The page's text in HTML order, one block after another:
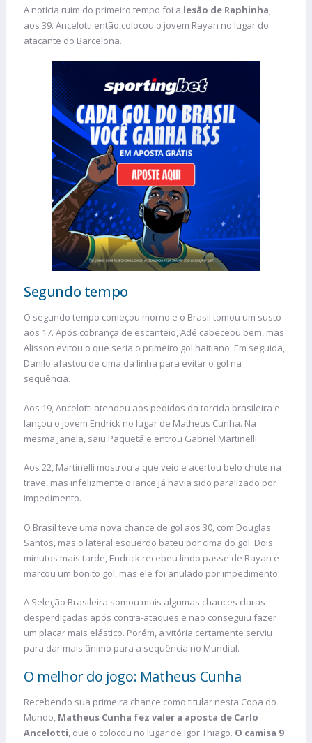
A notícia ruim do primeiro tempo foi a lesão de Raphinha,
aos 39. Ancelotti então colocou o jovem Rayan no lugar do
atacante do Barcelona.
Segundo tempo
O segundo tempo começou morno e o Brasil tomou um susto
aos 17. Após cobrança de escanteio, Adé cabeceou bem, mas
Alisson evitou o que seria o primeiro gol haitiano. Em seguida,
Danilo afastou de cima da linha para evitar o gol na
sequência.
Aos 19, Ancelotti atendeu aos pedidos da torcida brasileira e
lançou o jovem Endrick no lugar de Matheus Cunha. Na
mesma janela, saiu Paquetá e entrou Gabriel Martinelli.
Aos 22, Martinelli mostrou a que veio e acertou belo chute na
trave, mas infelizmente o lance já havia sido paralizado por
impedimento.
O Brasil teve uma nova chance de gol aos 30, com Douglas
Santos, mas o lateral esquerdo bateu por cima do gol. Dois
minutos mais tarde, Endrick recebeu lindo passe de Rayan e
marcou um bonito gol, mas ele foi anulado por impedimento.
A Seleção Brasileira somou mais algumas chances claras
desperdiçadas após contra-ataques e não conseguiu fazer
um placar mais elástico. Porém, a vitória certamente serviu
para dar mais ânimo para a sequência no Mundial.
O melhor do jogo: Matheus Cunha
Recebendo sua primeira chance como titular nesta Copa do
Mundo, Matheus Cunha fez valer a aposta de Carlo
Ancelotti, que o colocou no lugar de Igor Thiago. O camisa 9